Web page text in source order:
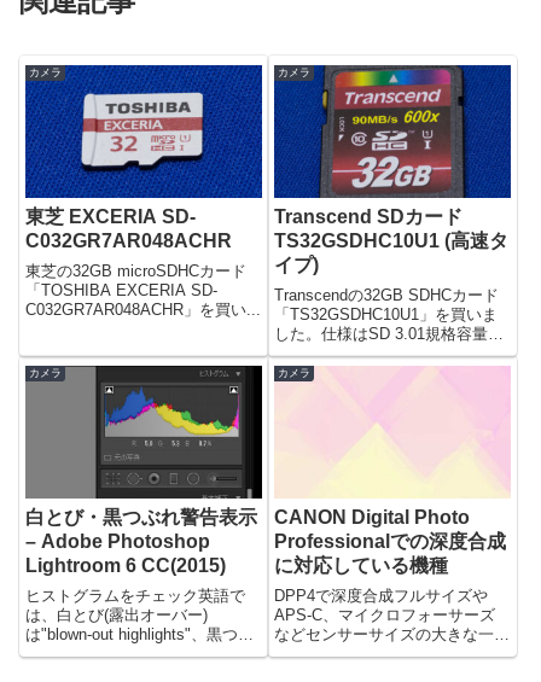
カメラ
東芝 EXCERIA SD-
C032GR7AR048ACHR
東芝の32GB microSDHCカード
「TOSHIBA EXCERIA SD-
C032GR7AR048ACHR」を買い...
カメラ
Transcend SDカード
TS32GSDHC10U1 (高速タ
イプ)
Transcendの32GB SDHCカード
「TS32GSDHC10U1」を買いま
した。仕様はSD 3.01規格容量
3...
カメラ
白とび・黒つぶれ警告表示
– Adobe Photoshop
Lightroom 6 CC(2015)
ヒストグラムをチェック英語で
は、白とび(露出オーバー)
は"blown-out highlights"、黒つぶ
れは"blo...
カメラ
CANON Digital Photo
Professionalでの深度合成
に対応している機種
DPP4で深度合成フルサイズや
APS-C、マイクロフォーサーズ
などセンサーサイズの大きな一眼
カメラで物撮りをしているとき...